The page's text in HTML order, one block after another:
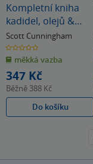
Kompletní kniha
kadidel, olejů &
lektvarů
Scott Cunningham
0.0
z
5
hvězdiček
měkká vazba
347 Kč
Běžně 388 Kč
Do košíku